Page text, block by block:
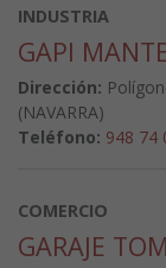
INDUSTRIA
GAPI
Dirección:
(NAVARRA)
Teléfono: 948 74
COMERCIO
GARAJE